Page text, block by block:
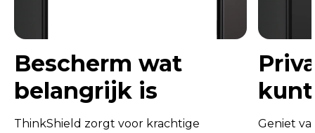
Bescherm wat
belangrijk is
ThinkShield zorgt voor krachtige
Geniet